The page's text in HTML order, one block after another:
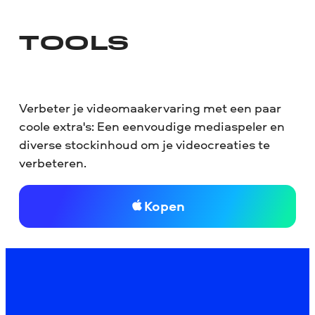
TOOLS
Verbeter je videomaakervaring met een paar
coole extra's: Een eenvoudige mediaspeler en
diverse stockinhoud om je videocreaties te
verbeteren.
Kopen